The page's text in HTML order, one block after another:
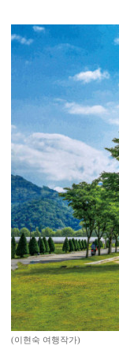
(이현숙 여행작가)